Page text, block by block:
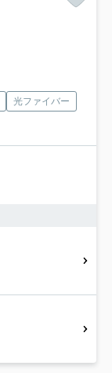
光ファイバー